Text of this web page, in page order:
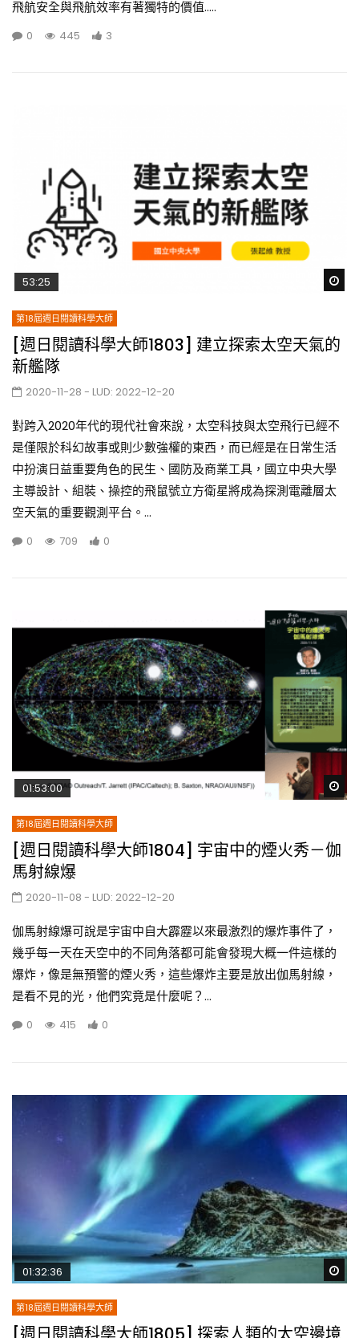
飛航安全與飛航效率有著獨特的價值.....
0 445 3
53:25
第18屆週日閱讀科學大師
[週日閱讀科學大師1803] 建立探索太空天氣的
新艦隊
2020-11-28 - LUD: 2022-12-20
對跨入2020年代的現代社會來說，太空科技與太空飛行已經不
是僅限於科幻故事或則少數強權的東西，而已經是在日常生活
中扮演日益重要角色的民生、國防及商業工具，國立中央大學
主導設計、組裝、操控的飛鼠號立方衛星將成為探測電離層太
空天氣的重要觀測平台。...
0 709 0
01:53:00
第18屆週日閱讀科學大師
[週日閱讀科學大師1804] 宇宙中的煙火秀－伽
馬射線爆
2020-11-08 - LUD: 2022-12-20
伽馬射線爆可說是宇宙中自大霹靂以來最激烈的爆炸事件了，
幾乎每一天在天空中的不同角落都可能會發現大概一件這樣的
爆炸，像是無預警的煙火秀，這些爆炸主要是放出伽馬射線，
是看不見的光，他們究竟是什麼呢？...
0 415 0
01:32:36
第18屆週日閱讀科學大師